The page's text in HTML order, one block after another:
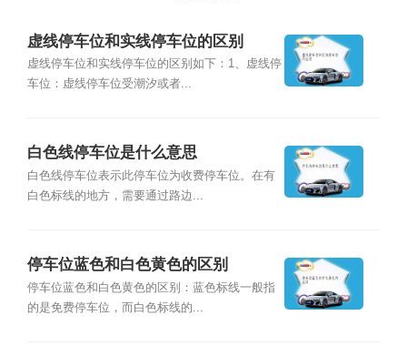
虚线停车位和实线停车位的区别
虚线停车位和实线停车位的区别如下：1、虚线停
车位：虚线停车位受潮汐或者...
白色线停车位是什么意思
白色线停车位表示此停车位为收费停车位。在有
白色标线的地方，需要通过路边...
停车位蓝色和白色黄色的区别
停车位蓝色和白色黄色的区别：蓝色标线一般指
的是免费停车位，而白色标线的...